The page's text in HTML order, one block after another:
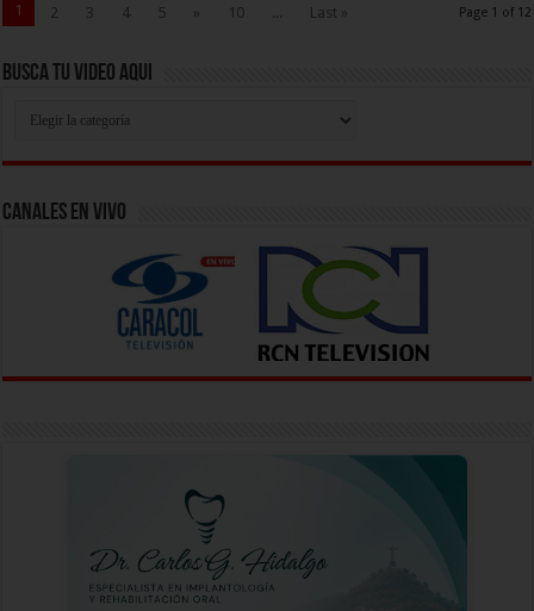
Page 1 of 12
1 2 3 4 5 » 10 ... Last »
Busca Tu Video Aqui
Aqui
Canales En Vivo